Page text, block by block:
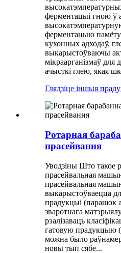
ферментацыі гною ў
ферментацыю
кухонных адходаў,
выкарыстоўваючы
мікраарганізмаў для
ачысткі глею, якая
Глядзіце іншыя
Ротарная
прасейвання
Уводзіны Што такое
прасейвальная
прасейвальная
выкарыстоўваецца
прадукцыі (парашок
зваротнага
рэалізаваць
гатовую прадукцыю
можна было
новы тып сябе...